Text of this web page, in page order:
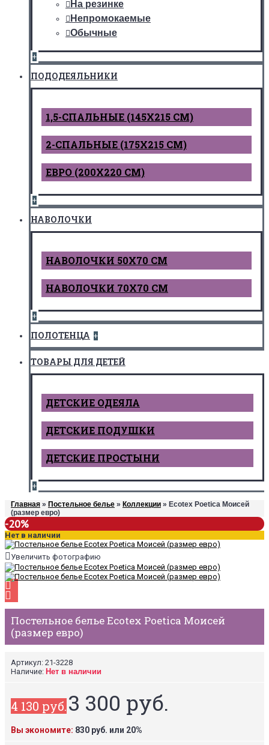
На резинке
Непромокаемые
Обычные
+
ПОДОДЕЯЛЬНИКИ
1,5-СПАЛЬНЫЕ (145Х215 СМ)
2-СПАЛЬНЫЕ (175Х215 СМ)
ЕВРО (200Х220 СМ)
+
НАВОЛОЧКИ
НАВОЛОЧКИ 50Х70 СМ
НАВОЛОЧКИ 70Х70 СМ
+
ПОЛОТЕНЦА +
ТОВАРЫ ДЛЯ ДЕТЕЙ
ДЕТCКИЕ ОДЕЯЛА
ДЕТСКИЕ ПОДУШКИ
ДЕТСКИЕ ПРОСТЫНИ
+
Главная » Постельное белье » Коллекции » Ecotex Poetica Моисей
(размер евро)
-20%
Нет в наличии
Увеличить фотографию
Постельное белье Ecotex Poetica Моисей
(размер евро)
Артикул: 21-3228
Наличие: Нет в наличии
4 130 руб.3 300 руб.
Вы экономите: 830 руб. или 20%